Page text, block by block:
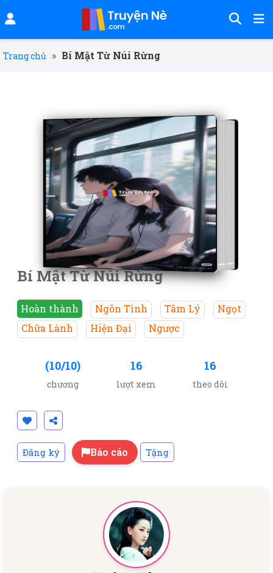
Trang chủ » Bí Mật Từ Núi Rừng
Bí Mật Từ Núi Rừng
Hoàn thành Ngôn Tình Tâm Lý
Ngọt
Chữa Lành
Hiện Đại Ngược
(10/10)
chương
16
lượt xem
16
theo dõi
Đăng ký Báo cáo Tặng